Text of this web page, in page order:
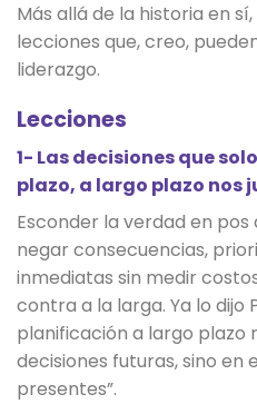
Más allá de la historia en
lecciones que, creo,
liderazgo.
Lecciones
1- Las decisiones que
plazo, a largo plazo nos
Esconder la verdad en
negar consecuencias,
inmediatas sin medir
contra a la larga. Ya lo dijo
planificación a largo plazo
decisiones futuras, sino en
presentes”.